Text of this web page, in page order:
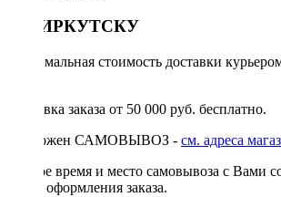
ПО ИРКУТСКУ
Минимальная стоимость доставки
Доставка заказа от 50 000 руб. бесплатно.
Возможен САМОВЫВОЗ - см. адреса
Точное время и место самовывоза с Вами
после оформления заказа.